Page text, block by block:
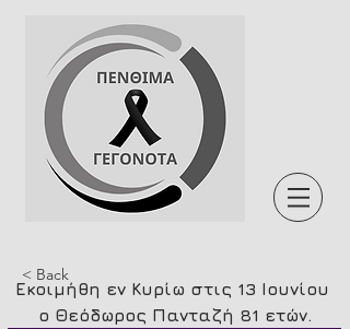
< Back
Εκοιμήθη εν Κυρίω στις 13 Ιουνίου
ο Θεόδωρος Πανταζή 81 ετών.